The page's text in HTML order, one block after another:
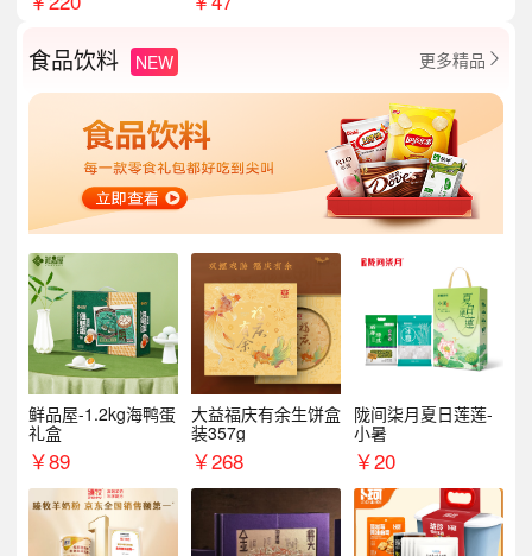
食品饮料 NEW 更多精品 
鲜品屋-1.2kg海鸭蛋
礼盒
￥89
大益福庆有余生饼盒
装357g
￥268
陇间柒月夏日莲莲-
小暑
￥20